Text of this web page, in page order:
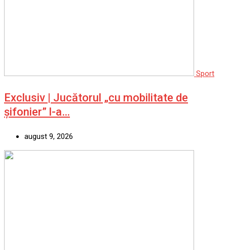
Sport
Exclusiv | Jucătorul „cu mobilitate de
șifonier” l-a…
august 9, 2026